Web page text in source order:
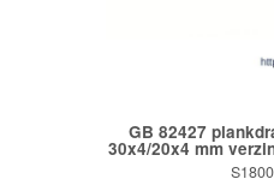
GB 82427
30x4/20x4 mm